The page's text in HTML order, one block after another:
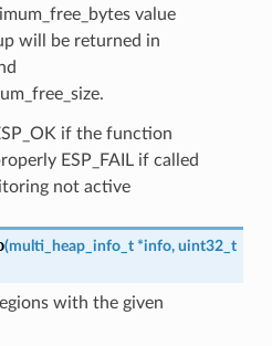
value
will be returned in
if the function
ESP_FAIL if called
not active
(multi_heap_info_t *info, uint32_t
with the given